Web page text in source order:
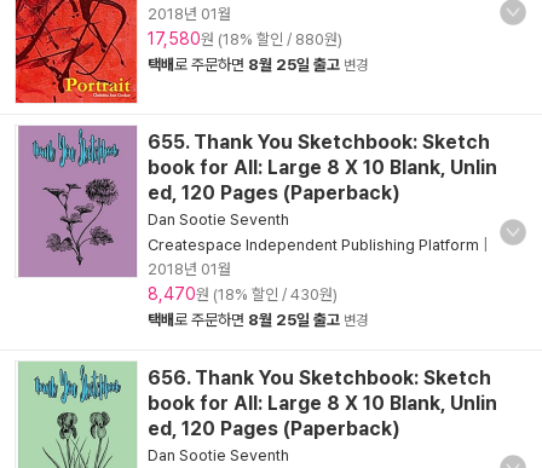
2018년 01월
17,580원 (18% 할인 / 880원)
택배로 주문하면 8월 25일 출고 변경
655. Thank You Sketchbook: Sketch
book for All: Large 8 X 10 Blank, Unlin
ed, 120 Pages (Paperback)
Dan Sootie Seventh
Createspace Independent Publishing Platform
2018년 01월
8,470원 (18% 할인 / 430원)
택배로 주문하면 8월 25일 출고 변경
656. Thank You Sketchbook: Sketch
book for All: Large 8 X 10 Blank, Unlin
ed, 120 Pages (Paperback)
Dan Sootie Seventh